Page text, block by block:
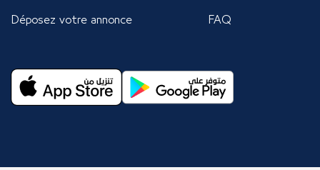
Déposez votre annonce FAQ